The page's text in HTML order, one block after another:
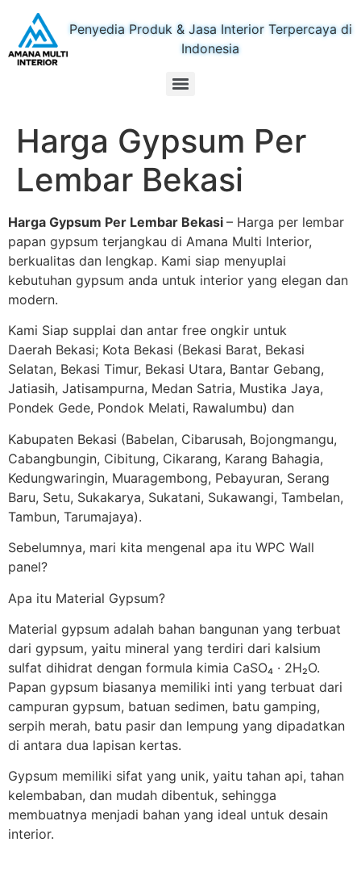
Penyedia Produk & Jasa Interior Terpercaya di
Indonesia
Harga Gypsum Per
Lembar Bekasi
Harga Gypsum Per Lembar Bekasi – Harga per lembar
papan gypsum terjangkau di Amana Multi Interior,
berkualitas dan lengkap. Kami siap menyuplai
kebutuhan gypsum anda untuk interior yang elegan dan
modern.
Kami Siap supplai dan antar free ongkir untuk
Daerah Bekasi; Kota Bekasi (Bekasi Barat, Bekasi
Selatan, Bekasi Timur, Bekasi Utara, Bantar Gebang,
Jatiasih, Jatisampurna, Medan Satria, Mustika Jaya,
Pondek Gede, Pondok Melati, Rawalumbu) dan
Kabupaten Bekasi (Babelan, Cibarusah, Bojongmangu,
Cabangbungin, Cibitung, Cikarang, Karang Bahagia,
Kedungwaringin, Muaragembong, Pebayuran, Serang
Baru, Setu, Sukakarya, Sukatani, Sukawangi, Tambelan,
Tambun, Tarumajaya).
Sebelumnya, mari kita mengenal apa itu WPC Wall
panel?
Apa itu Material Gypsum?
Material gypsum adalah bahan bangunan yang terbuat
dari gypsum, yaitu mineral yang terdiri dari kalsium
sulfat dihidrat dengan formula kimia CaSO₄ · 2H₂O.
Papan gypsum biasanya memiliki inti yang terbuat dari
campuran gypsum, batuan sedimen, batu gamping,
serpih merah, batu pasir dan lempung yang dipadatkan
di antara dua lapisan kertas.
Gypsum memiliki sifat yang unik, yaitu tahan api, tahan
kelembaban, dan mudah dibentuk, sehingga
membuatnya menjadi bahan yang ideal untuk desain
interior.